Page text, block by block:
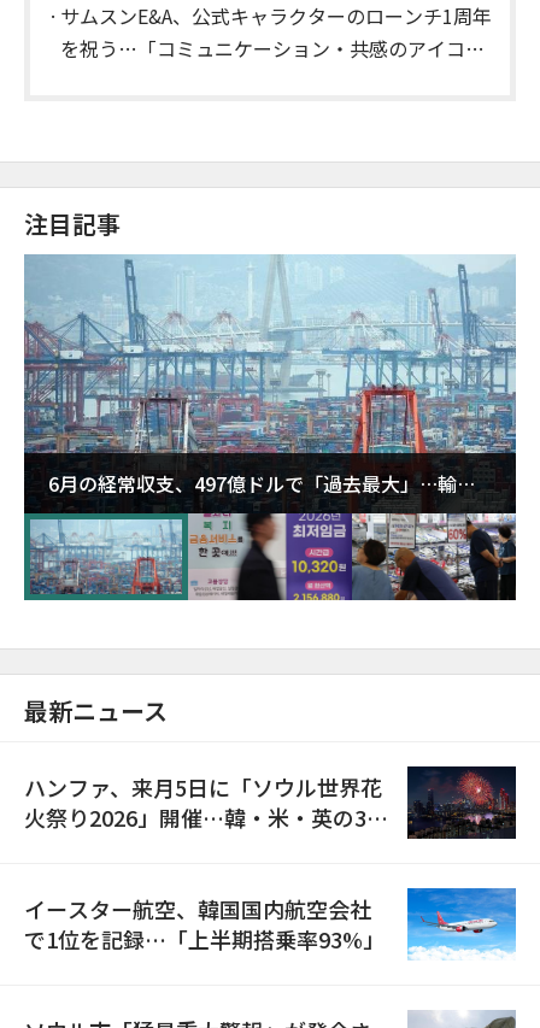
サムスンE&A、公式キャラクターのローンチ1周年
を祝う…「コミュニケーション・共感のアイコン
注目記事
6月の経常収支、497億ドルで「過去最大」…輸出
が初の1000億ドル突破
最新ニュース
ハンファ、来月5日に「ソウル世界花
火祭り2026」開催…韓・米・英の3カ
イースター航空、韓国国内航空会社
で1位を記録…「上半期搭乗率93%」